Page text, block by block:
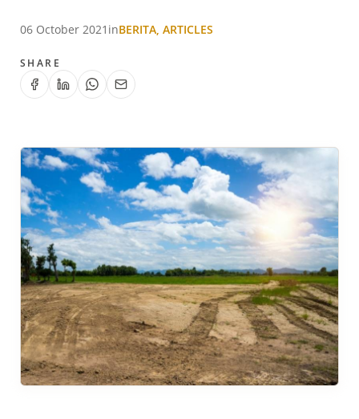
06 October 2021 inBERITA, ARTICLES
SHARE